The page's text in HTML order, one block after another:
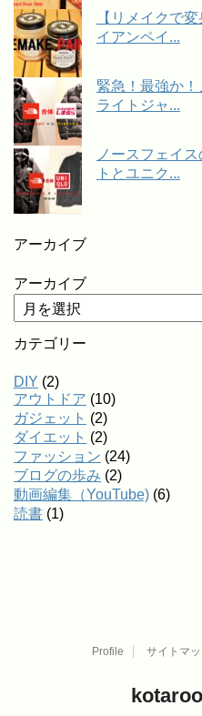
【リメイクで
イアンペイ...
緊急！最強か
ライトジャ...
ノースフェイ
トとユニク...
アーカイブ
アーカイブ
カテゴリー
DIY (2)
アウトドア (10)
ガジェット (2)
ダイエット (2)
ファッション (24)
ブログの歩み (2)
動画編集（YouTube) (6)
読書 (1)
Profile サイトマ